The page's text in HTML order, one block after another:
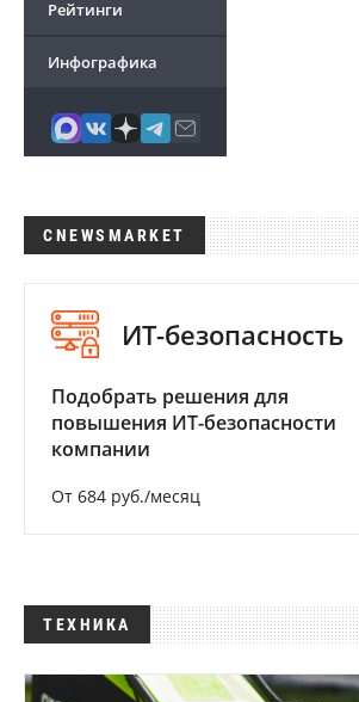
Рейтинги
Инфографика
CNEWSMARKET
ИТ-безопасность
Подобрать решения для
повышения ИТ-безопасности
компании
От 684 руб./месяц
ТЕХНИКА